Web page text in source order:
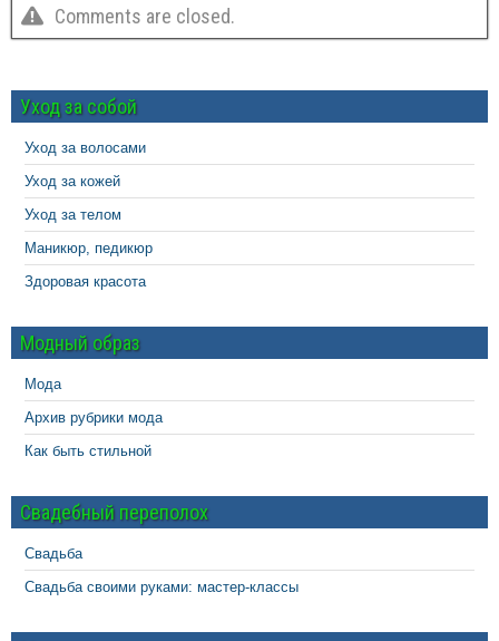
Comments are closed.
Уход за собой
Уход за волосами
Уход за кожей
Уход за телом
Маникюр, педикюр
Здоровая красота
Модный образ
Мода
Архив рубрики мода
Как быть стильной
Свадебный переполох
Свадьба
Свадьба своими руками: мастер-классы